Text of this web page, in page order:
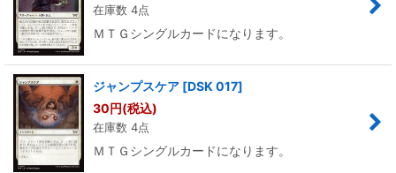
在庫数 4点
ＭＴＧシングルカードになります。
ジャンプスケア [DSK 017]
30円(税込)
在庫数 4点
ＭＴＧシングルカードになります。